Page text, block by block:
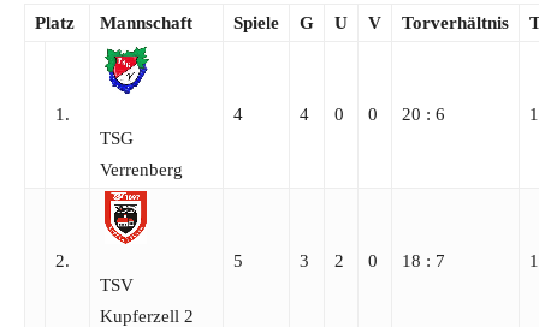
Platz
Mannschaft Spiele G U V Torverhältnis
1.
TSG
Verrenberg
4 4 0 0 20 : 6
2.
TSV
Kupferzell 2
5 3 2 0 18 : 7